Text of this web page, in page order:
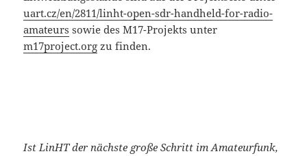
uart.cz/en/2811/linht-open-sdr-handheld-for-radio-
amateurs sowie des M17-Projekts unter
m17project.org zu finden.
Ist LinHT der nächste große Schritt im Amateurfunk,